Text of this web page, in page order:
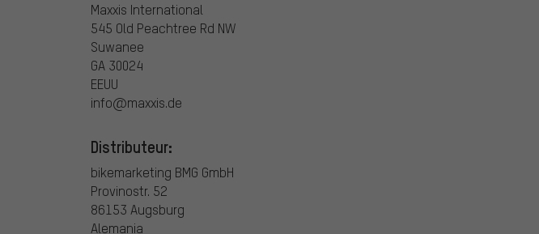
Maxxis International
545 Old Peachtree Rd NW
Suwanee
GA 30024
EEUU
info@maxxis.de
Distributeur:
bikemarketing BMG GmbH
Provinostr. 52
86153 Augsburg
Alemania